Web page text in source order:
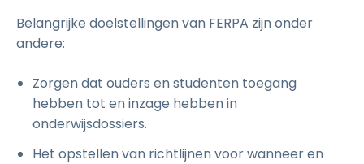
Belangrijke doelstellingen van FERPA zijn onder
andere:
Zorgen dat ouders en studenten toegang
hebben tot en inzage hebben in
onderwijsdossiers.
Het opstellen van richtlijnen voor wanneer en